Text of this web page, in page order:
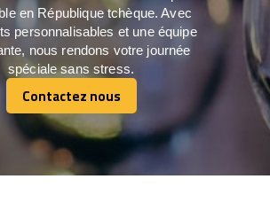
en République tchèque. Avec
personnalisables et une équipe
nous rendons votre journée
spéciale sans stress.
Contactez nous
Contactez nous